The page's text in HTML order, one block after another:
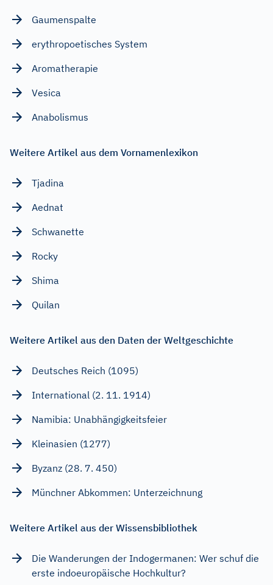
Gaumenspalte
erythropoetisches System
Aromatherapie
Vesica
Anabolismus
Weitere Artikel aus dem Vornamenlexikon
Tjadina
Aednat
Schwanette
Rocky
Shima
Quilan
Weitere Artikel aus den Daten der Weltgeschichte
Deutsches Reich (1095)
International (2. 11. 1914)
Namibia: Unabhängigkeitsfeier
Kleinasien (1277)
Byzanz (28. 7. 450)
Münchner Abkommen: Unterzeichnung
Weitere Artikel aus der Wissensbibliothek
Die Wanderungen der Indogermanen: Wer schuf die
erste indoeuropäische Hochkultur?